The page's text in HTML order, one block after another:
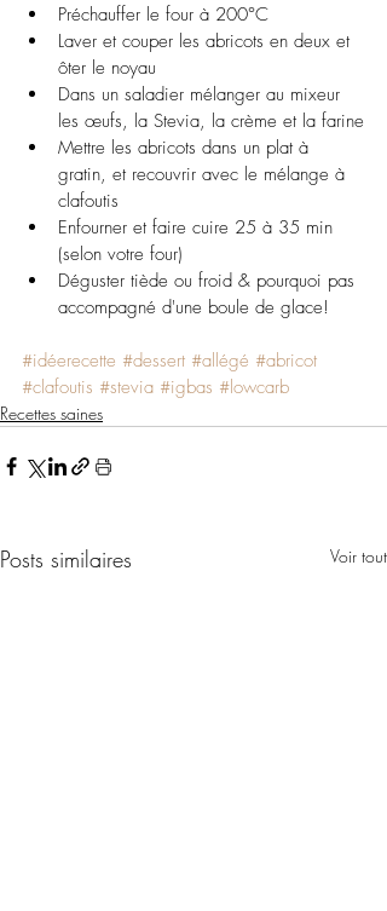
Préchauffer le four à 200°C
Laver et couper les abricots en deux et
ôter le noyau
Dans un saladier mélanger au mixeur
les œufs, la Stevia, la crème et la farine
Mettre les abricots dans un plat à
gratin, et recouvrir avec le mélange à
clafoutis
Enfourner et faire cuire 25 à 35 min
(selon votre four)
Déguster tiède ou froid & pourquoi pas
accompagné d'une boule de glace!
#idéerecette #dessert #allégé #abricot
#clafoutis #stevia #igbas #lowcarb
Recettes saines
Posts similaires Voir tout